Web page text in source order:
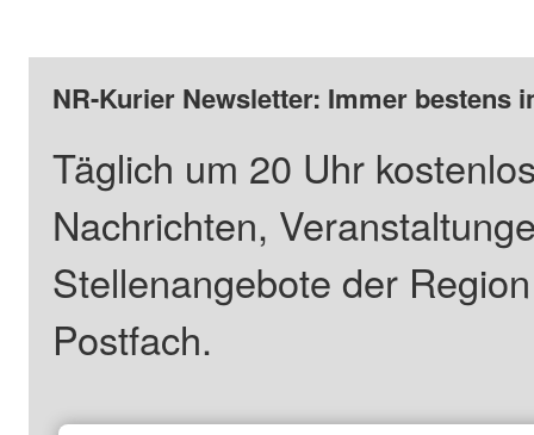
NR-Kurier Newsletter: Immer bestens
Täglich um 20 Uhr
Nachrichten,
Stellenangebote der
Postfach.